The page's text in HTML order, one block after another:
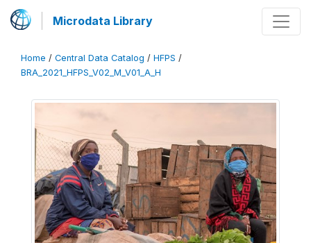
Microdata Library
Home / Central Data Catalog / HFPS /
BRA_2021_HFPS_V02_M_V01_A_H